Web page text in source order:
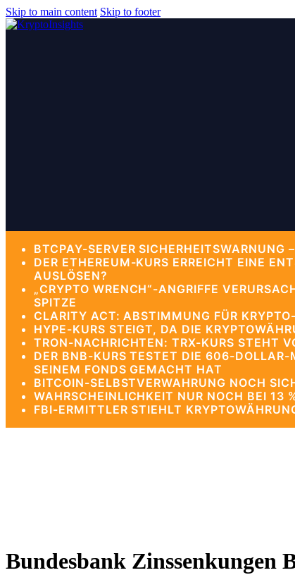
Skip to main content Skip to footer
BTCPAY-SERVER SICHERHEITSWARNUNG
DER ETHEREUM-KURS ERREICHT EINE
AUSLÖSEN?
„CRYPTO WRENCH“-ANGRIFFE
SPITZE
CLARITY ACT: ABSTIMMUNG FÜR
HYPE-KURS STEIGT, DA DIE
TRON-NACHRICHTEN: TRX-KURS STEHT
DER BNB-KURS TESTET DIE 606-DOLLAR-
SEINEM FONDS GEMACHT HAT
BITCOIN-SELBSTVERWAHRUNG NOCH
WAHRSCHEINLICHKEIT NUR NOCH BEI 13
FBI-ERMITTLER STIEHLT
Bundesbank Zinssenkungen